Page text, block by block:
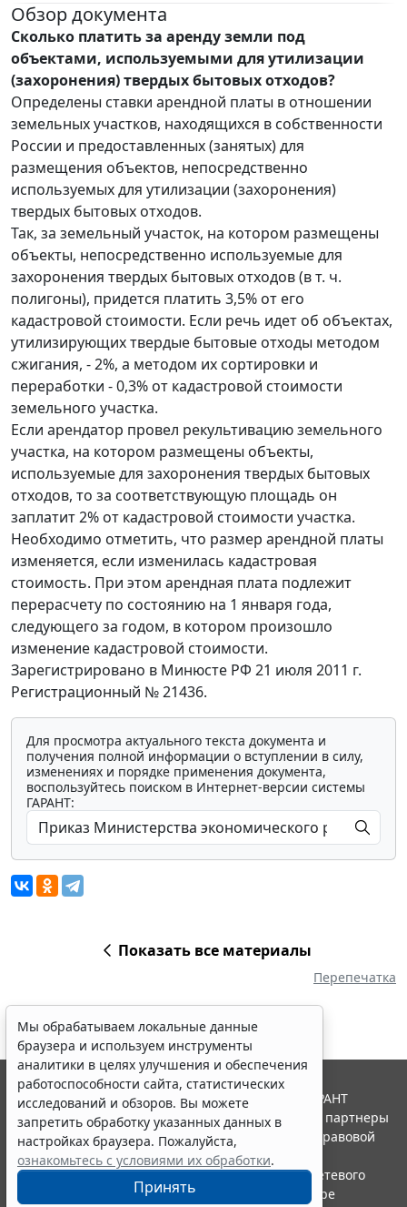
Обзор документа
Сколько платить за аренду земли под
объектами, используемыми для утилизации
(захоронения) твердых бытовых отходов?
Определены ставки арендной платы в отношении
земельных участков, находящихся в собственности
России и предоставленных (занятых) для
размещения объектов, непосредственно
используемых для утилизации (захоронения)
твердых бытовых отходов.
Так, за земельный участок, на котором размещены
объекты, непосредственно используемые для
захоронения твердых бытовых отходов (в т. ч.
полигоны), придется платить 3,5% от его
кадастровой стоимости. Если речь идет об объектах,
утилизирующих твердые бытовые отходы методом
сжигания, - 2%, а методом их сортировки и
переработки - 0,3% от кадастровой стоимости
земельного участка.
Если арендатор провел рекультивацию земельного
участка, на котором размещены объекты,
используемые для захоронения твердых бытовых
отходов, то за соответствующую площадь он
заплатит 2% от кадастровой стоимости участка.
Необходимо отметить, что размер арендной платы
изменяется, если изменилась кадастровая
стоимость. При этом арендная плата подлежит
перерасчету по состоянию на 1 января года,
следующего за годом, в котором произошло
изменение кадастровой стоимости.
Зарегистрировано в Минюсте РФ 21 июля 2011 г.
Регистрационный № 21436.
Для просмотра актуального текста документа и
получения полной информации о вступлении в силу,
изменениях и порядке применения документа,
воспользуйтесь поиском в Интернет-версии системы
ГАРАНТ:
Показать все материалы
Перепечатка
Мы обрабатываем локальные данные
браузера и используем инструменты
аналитики в целях улучшения и обеспечения
работоспособности сайта, статистических
исследований и обзоров. Вы можете
запретить обработку указанных данных в
настройках браузера. Пожалуйста,
ознакомьтесь с условиями их обработки.
Принять
© ООО "НПП "ГАРАНТ-СЕРВИС", 2026. Система ГАРАНТ
выпускается с 1990 года. Компания "Гарант" и ее партнеры
являются участниками Российской ассоциации правовой
информации ГАРАНТ.
Портал ГАРАНТ.РУ зарегистрирован в качестве сетевого
издания Федеральной службой по надзору в сфере